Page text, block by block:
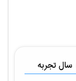
سال تجربه